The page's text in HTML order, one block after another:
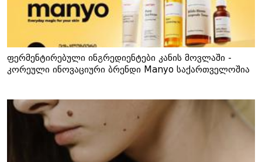
ფერმენტირებული ინგრედიენტები კანის მოვლაში -
კორეული ინოვაციური ბრენდი Manyo საქართველოშია